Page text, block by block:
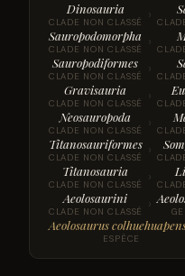
Dinosauria
CLADE NON CLASSÉ ›
Sauropodomorpha
CLADE NON CLASSÉ ›
Sauropodiformes
CLADE NON CLASSÉ ›
Gravisauria
CLADE NON CLASSÉ ›
Neosauropoda
CLADE NON CLASSÉ ›
Titanosauriformes
CLADE NON CLASSÉ ›
Titanosauria
CLADE NON CLASSÉ ›
Aeolosaurini
CLADE NON CLASSÉ ›
Aeolosaurus
ESPÈCE